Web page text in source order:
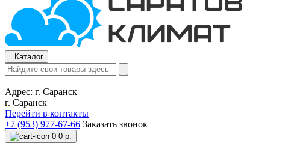
Каталог
Адрес: г. Саранск
г. Саранск
Перейти в контакты
+7 (953) 977-67-66 Заказать звонок
0 0 р.